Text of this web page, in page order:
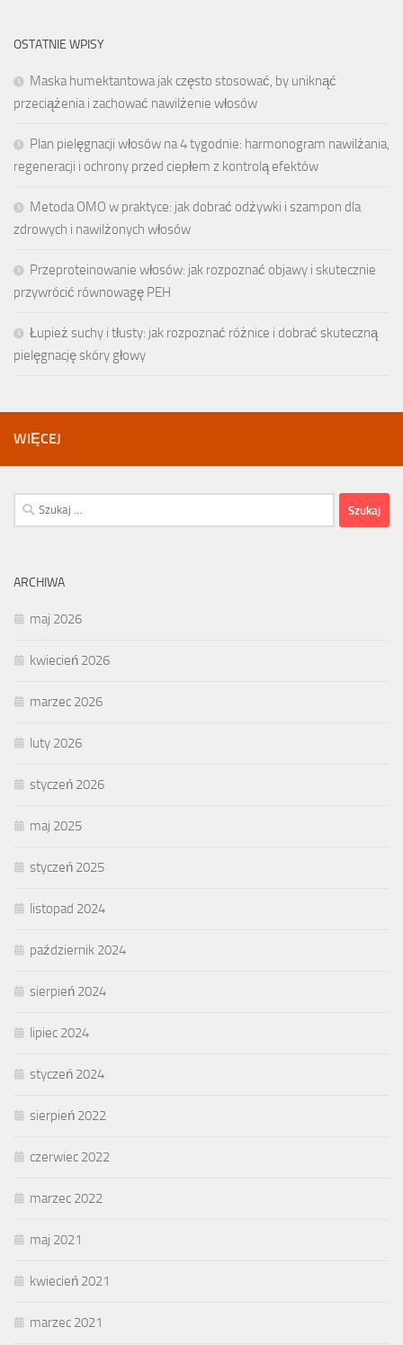
OSTATNIE WPISY
Maska humektantowa jak często stosować, by uniknąć
przeciążenia i zachować nawilżenie włosów
Plan pielęgnacji włosów na 4 tygodnie: harmonogram nawilżania,
regeneracji i ochrony przed ciepłem z kontrolą efektów
Metoda OMO w praktyce: jak dobrać odżywki i szampon dla
zdrowych i nawilżonych włosów
Przeproteinowanie włosów: jak rozpoznać objawy i skutecznie
przywrócić równowagę PEH
Łupież suchy i tłusty: jak rozpoznać różnice i dobrać skuteczną
pielęgnację skóry głowy
WIĘCEJ
Szukaj:
ARCHIWA
maj 2026
kwiecień 2026
marzec 2026
luty 2026
styczeń 2026
maj 2025
styczeń 2025
listopad 2024
październik 2024
sierpień 2024
lipiec 2024
styczeń 2024
sierpień 2022
czerwiec 2022
marzec 2022
maj 2021
kwiecień 2021
marzec 2021